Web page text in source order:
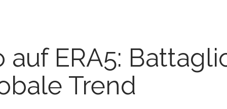
auf ERA5:
Trend